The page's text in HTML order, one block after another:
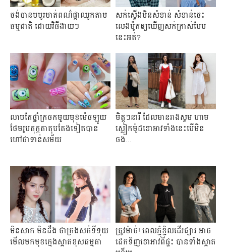
ចង់បានបបូរមាត់​ពណ៌​ផ្កាឈូកតាម
ធម្មជាតិ ដោយវិធីងាយៗ
សក់ស្តើងមិនសំខាន់ សំខាន់ចេះ
លេងម៉ូតឲ្យឃើញសក់ក្រាស់បែប
នេះអត់?
លាបតែថ្នាំក្រចកមួយមុខម៉េចឡូយ
ថែមរូបតុក្កតាតុបតែងទៀតបាន
ហៅថាទាន់សម័យ
មិត្ត​ៗ​នារី ដែល​មាន​រាង​ស្គម ហាម​
ស្លៀក​ម៉ូដ​ខោ​អាវ​ទាំង​នេះ​បើ​មិន​
ចង...
មិនសាក មិនដឹង ថាក្រងសក់ទីទុយ
មើលមកមុខក្មេងស្អាតខុសធម្មតា
ត្រូវម៉ាច់! ពេលភ្ជុំខ្ជិលដើរផ្សារ អាច
ដេកទិញខោអាវពីផ្ទះ បានទាំងស្អាត